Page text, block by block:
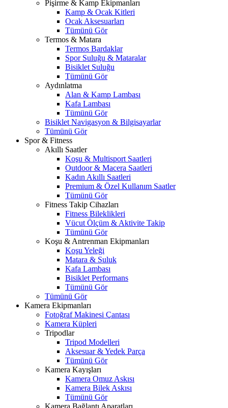
Pişirme & Kamp Ekipmanları
Kamp & Ocak Kitleri
Ocak Aksesuarları
Tümünü Gör
Termos & Matara
Termos Bardaklar
Spor Suluğu & Mataralar
Bisiklet Suluğu
Tümünü Gör
Aydınlatma
Alan & Kamp Lambası
Kafa Lambası
Tümünü Gör
Bisiklet Navigasyon & Bilgisayarlar
Tümünü Gör
Spor & Fitness
Akıllı Saatler
Koşu & Multisport Saatleri
Outdoor & Macera Saatleri
Kadın Akıllı Saatleri
Premium & Özel Kullanım Saatler
Tümünü Gör
Fitness Takip Cihazları
Fitness Bileklikleri
Vücut Ölçüm & Aktivite Takip
Tümünü Gör
Koşu & Antrenman Ekipmanları
Koşu Yeleği
Matara & Suluk
Kafa Lambası
Bisiklet Performans
Tümünü Gör
Tümünü Gör
Kamera Ekipmanları
Fotoğraf Makinesi Çantası
Kamera Küpleri
Tripodlar
Tripod Modelleri
Aksesuar & Yedek Parça
Tümünü Gör
Kamera Kayışları
Kamera Omuz Askısı
Kamera Bilek Askısı
Tümünü Gör
Kamera Bağlantı Aparatları